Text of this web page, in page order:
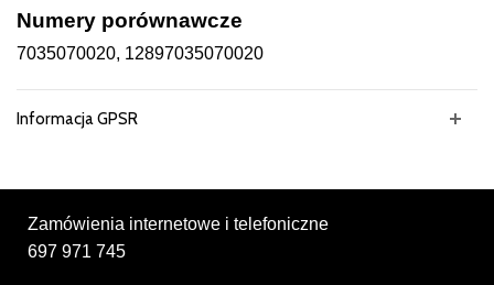
Numery porównawcze
7035070020, 12897035070020
Informacja GPSR
Zamówienia internetowe i telefoniczne
697 971 745